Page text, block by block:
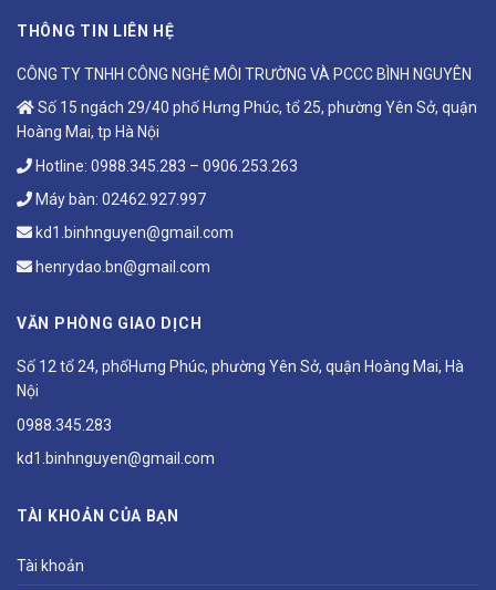
THÔNG TIN LIÊN HỆ
CÔNG TY TNHH CÔNG NGHỆ MÔI TRƯỜNG VÀ PCCC BÌNH NGUYÊN
Số 15 ngách 29/40 phố Hưng Phúc, tổ 25, phường Yên Sở, quận
Hoàng Mai, tp Hà Nội
Hotline: 0988.345.283 – 0906.253.263
Máy bàn: 02462.927.997
kd1.binhnguyen@gmail.com
henrydao.bn@gmail.com
VĂN PHÒNG GIAO DỊCH
Số 12 tổ 24, phốHưng Phúc, phường Yên Sở, quận Hoàng Mai, Hà
Nội
0988.345.283
kd1.binhnguyen@gmail.com
TÀI KHOẢN CỦA BẠN
Tài khoản